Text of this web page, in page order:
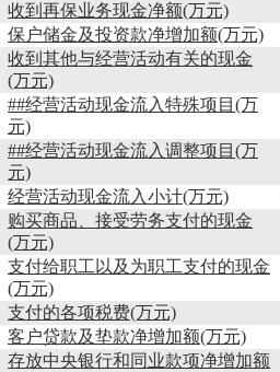
收到再保业务现金净额(万元)
保户储金及投资款净增加额(万元)
收到其他与经营活动有关的现金
(万元)
##经营活动现金流入特殊项目(万
元)
##经营活动现金流入调整项目(万
元)
经营活动现金流入小计(万元)
购买商品、接受劳务支付的现金
(万元)
支付给职工以及为职工支付的现金
(万元)
支付的各项税费(万元)
客户贷款及垫款净增加额(万元)
存放中央银行和同业款项净增加额